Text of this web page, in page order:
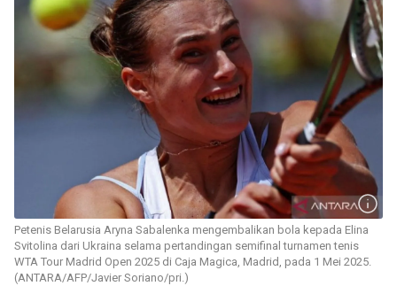
Petenis Belarusia Aryna Sabalenka mengembalikan bola kepada Elina
Svitolina dari Ukraina selama pertandingan semifinal turnamen tenis
WTA Tour Madrid Open 2025 di Caja Magica, Madrid, pada 1 Mei 2025.
(ANTARA/AFP/Javier Soriano/pri.)